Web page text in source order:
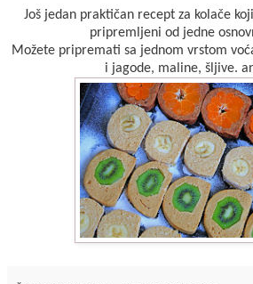
Još jedan praktičan recept za kolače
pripremljeni od jedne
Možete pripremati sa jednom vrstom
i jagode, maline, šljive.